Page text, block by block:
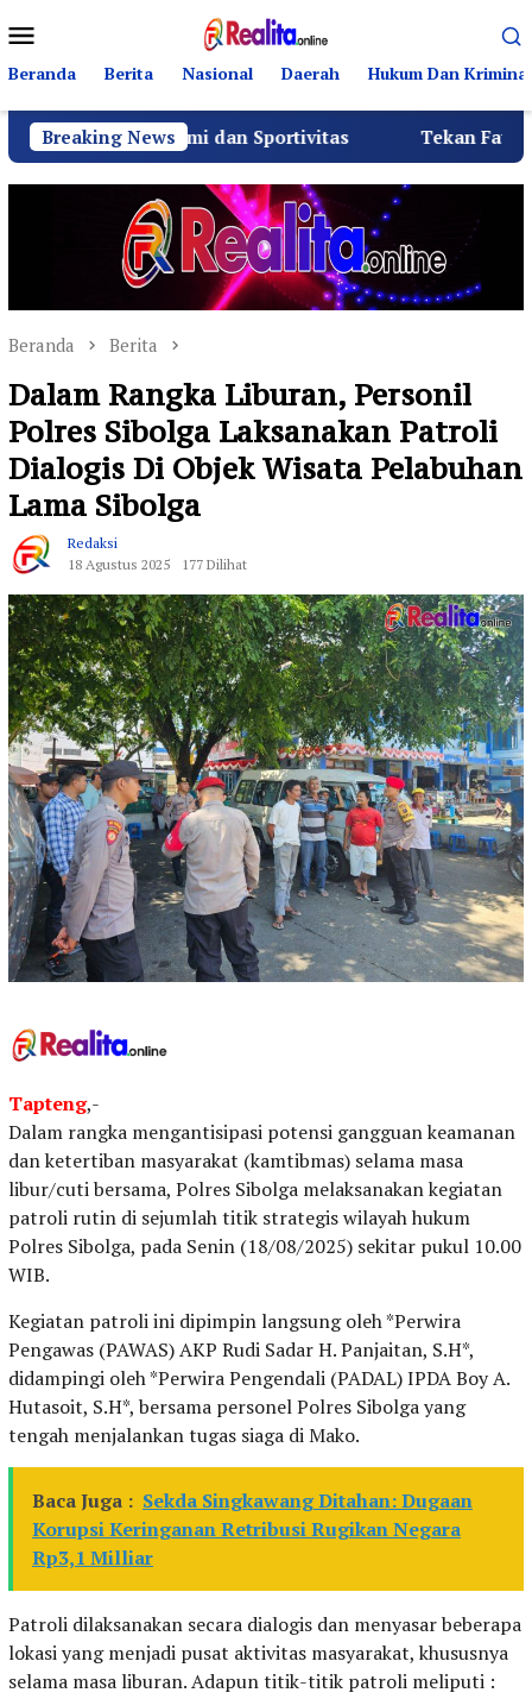
ke
kontenMobile
Beranda Berita Nasional Daerah Hukum Dan Kriminal
Breaking News
dan Sportivitas Tekan Fatalitas
Beranda Berita
Dalam Rangka Liburan, Personil
Polres Sibolga Laksanakan Patroli
Dialogis Di Objek Wisata Pelabuhan
Lama Sibolga
Redaksi
18 Agustus 2025
177 Dilihat
Tapteng,-
Dalam rangka mengantisipasi potensi gangguan keamanan
dan ketertiban masyarakat (kamtibmas) selama masa
libur/cuti bersama, Polres Sibolga melaksanakan kegiatan
patroli rutin di sejumlah titik strategis wilayah hukum
Polres Sibolga, pada Senin (18/08/2025) sekitar pukul 10.00
WIB.
Kegiatan patroli ini dipimpin langsung oleh *Perwira
Pengawas (PAWAS) AKP Rudi Sadar H. Panjaitan, S.H*,
didampingi oleh *Perwira Pengendali (PADAL) IPDA Boy A.
Hutasoit, S.H*, bersama personel Polres Sibolga yang
tengah menjalankan tugas siaga di Mako.
Baca Juga : Sekda Singkawang Ditahan: Dugaan
Korupsi Keringanan Retribusi Rugikan Negara
Rp3,1 Milliar
Patroli dilaksanakan secara dialogis dan menyasar beberapa
lokasi yang menjadi pusat aktivitas masyarakat, khususnya
selama masa liburan. Adapun titik-titik patroli meliputi :